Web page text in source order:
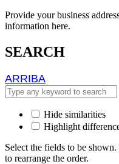
Provide your business
information here.
SEARCH
ARRIBA
Hide similarities
Highlight
Select the fields to be
to rearrange the order.